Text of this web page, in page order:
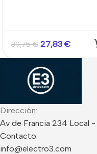
39,75€ 27,83 €
Dirección:
Av de Francia 234 Local -
Contacto:
info@electro3.com